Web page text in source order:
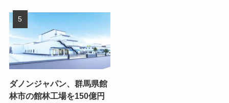
ダノンジャパン、群馬県館
林市の館林工場を150億円